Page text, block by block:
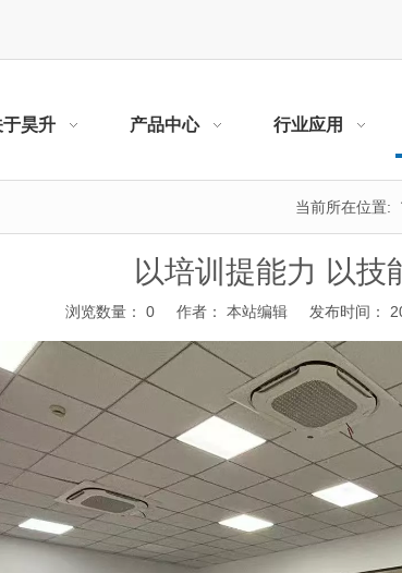
于昊升 产品中心 行业应用
当前所在位置:
以培训提能力 以技
浏览数量： 0 作者： 本站编辑 发布时间：